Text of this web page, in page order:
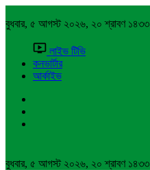
বুধবার, ৫ আগস্ট ২০২৬, ২০ শ্রাবণ ১৪৩৩
লাইভ টিভি
কনভার্টার
আর্কাইভ
বুধবার, ৫ আগস্ট ২০২৬, ২০ শ্রাবণ ১৪৩৩